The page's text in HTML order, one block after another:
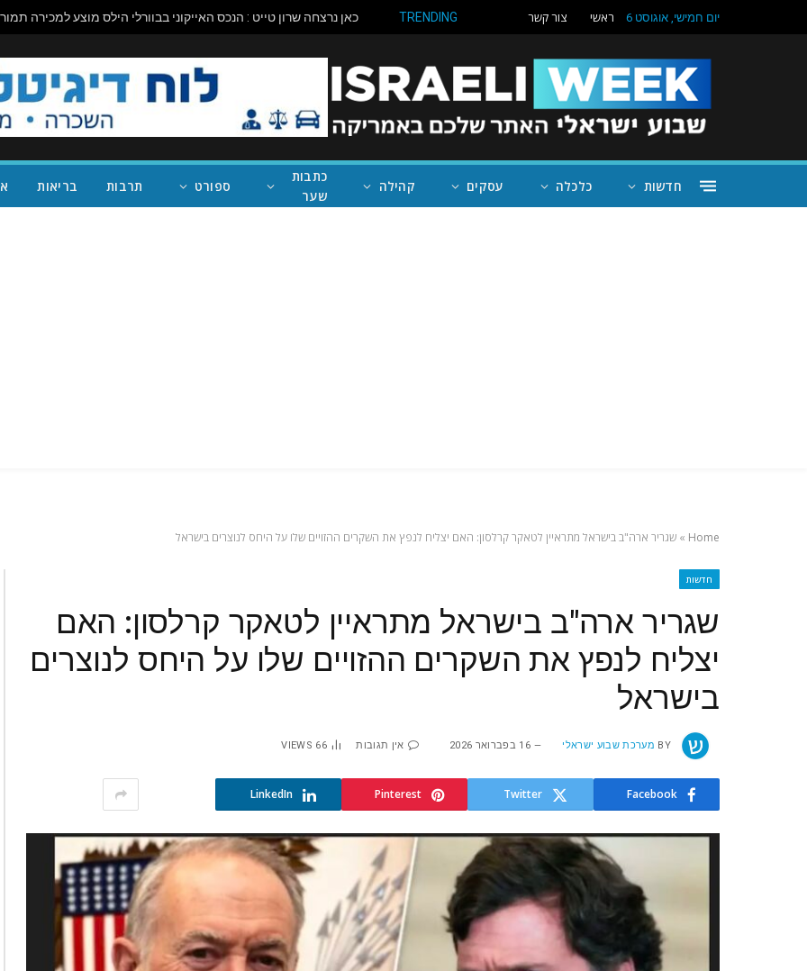
יום חמישי, אוגוסט 6 ראשי צור קשר TRENDING
חדשות כלכלה עסקים קהילה
כתבות
שער
ספורט תרבות בריאות
Home
» שגריר ארה"ב בישראל מתראיין לטאקר קרלסון: האם יצליח לנפץ את השקרים ההזויים שלו על היחס לנוצרים בישראל
חדשות
שגריר ארה"ב בישראל מתראיין לטאקר קרלסון: האם
יצליח לנפץ את השקרים ההזויים שלו על היחס לנוצרים
בישראל
BY מערכת שבוע ישראלי 16 בפברואר 2026 אין תגובות 66
VIEWS
Facebook
Twitter
Pinterest
LinkedIn